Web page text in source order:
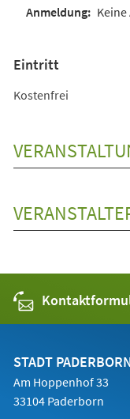
Eintritt
Kostenfrei
STADT
Am Hoppenhof 33
33104 Paderborn